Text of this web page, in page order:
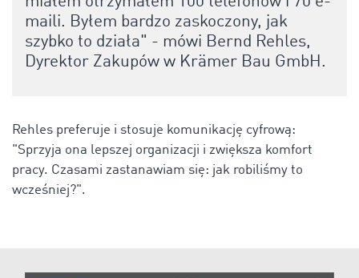
maili. Byłem bardzo zaskoczony, jak
szybko to działa" - mówi Bernd Rehles,
Dyrektor Zakupów w Krämer Bau GmbH.
Rehles preferuje i stosuje komunikację cyfrową:
"Sprzyja ona lepszej organizacji i zwiększa komfort
pracy. Czasami zastanawiam się: jak robiliśmy to
wcześniej?".